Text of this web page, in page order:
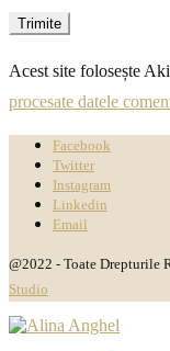
Acest site folosește
procesate datele
Facebook
Twitter
Instagram
Linkedin
Email
@2022 - Toate Drepturile
Studio